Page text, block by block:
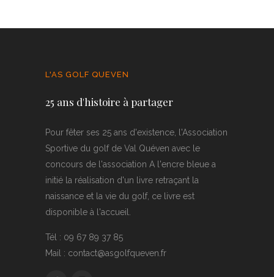
L'AS GOLF QUEVEN
25 ans d'histoire à partager
Pour fêter ses 25 ans d'existence, l'Association
Sportive du golf de Val Quéven avec le
concours de l'association A l'encre bleue a
initié la réalisation d'un livre retraçant la
naissance et la vie du golf, ce livre est
disponible à l'accueil.
Tél : 09 67 89 37 85
Mail : contact@asgolfqueven.fr